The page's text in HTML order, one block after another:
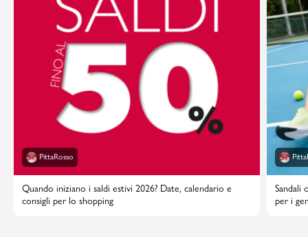
PittaRosso
Quando iniziano i saldi estivi 2026? Date, calendario e
consigli per lo shopping
Sandali
per i